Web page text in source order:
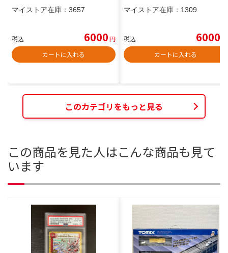
マイストア在庫： 3657
税込 6000円
カートに入れる
マイストア在庫： 1309
税込 6000
カートに入れる
このカテゴリをもっと見る
この商品を見た人はこんな商品も見て
います